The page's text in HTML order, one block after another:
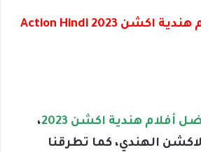
قائمة أفضل أفلام هندية اكشن 2023 Action Hindi
أفلام هندية اكشن 2023
،
الهندي، كما تطرقنا